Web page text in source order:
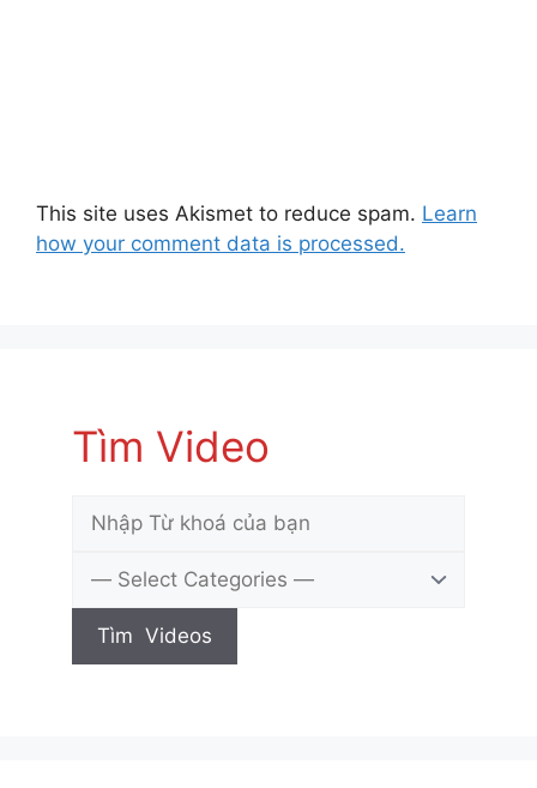
This site uses Akismet to reduce spam. Learn
how your comment data is processed.
Tìm Video